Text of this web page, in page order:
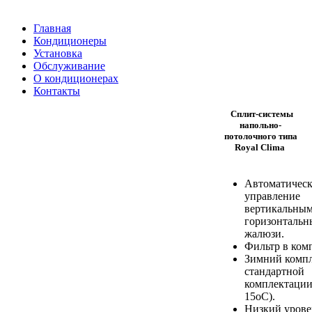
Главная
Кондиционеры
Установка
Обслуживание
О кондиционерах
Контакты
Сплит-системы
напольно-
потолочного типа
Royal Clima
управление
жалюзи.
Фильтр в
Зимний
стандартной
15оС).
Низкий